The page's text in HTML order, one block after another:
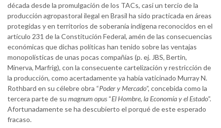
década desde la promulgación de los TACs, casi un tercio de la
producción agropastoral ilegal en Brasil ha sido practicada en áreas
protegidas y en territorios de soberanía indígena reconocidos en el
artículo 231 de la Constitución Federal, amén de las consecuencias
económicas que dichas políticas han tenido sobre las ventajas
monopolísticas de unas pocas compañías (p. ej. JBS, Bertin,
Minerva, Marfrig), con la consecuente cartelización y restricción de
la producción, como acertadamente ya había vaticinado Murray N.
Rothbard en su célebre obra “Poder y Mercado”, concebida como la
tercera parte de su magnum opus “El Hombre, la Economía y el Estado”.
Afortunadamente se ha descubierto el porqué de este esperado
fracaso.